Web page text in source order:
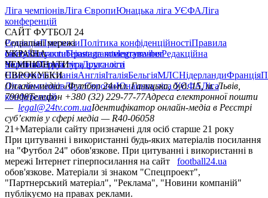
Ліга чемпіонівЛіга ЄвропиЮнацька ліга УЄФАЛіга
конференцій
САЙТ ФУТБОЛ 24
РедакціяПрогнозиПолітика конфіденційностіПравила
сайтуКонтактиПравила коментуванняРедакційна
політикаСтруктура власності
Соціальні мережі
facebookxyoutubeinstagramtelegramviber
УКРАЇНА
УкраїнаПерша лігаДруга ліга
ЧЕМПІОНАТИ
НімеччинаІспаніяАнгліяІталіяБельгіяМЛСНідерландиФранція
ЄВРОКУБКИ
Ліга чемпіонівЛіга ЄвропиЮнацька ліга УЄФАЛіга
конференцій
Онлайн-медіа «Футбол 24»пл. Галицька, буд. 15, м. Львів,
79008Телефон +380 (32) 229-77-77Адреса електронної пошти
— legal@24tv.com.uaІдентифікатор онлайн-медіа в Реєстрі
суб’єктів у сфері медіа — R40-06058
21+Матеріали сайту призначені для осіб старше 21 року
При цитуванні і використанні будь-яких матеріалів посилання
на "Футбол 24" обов'язкове. При цитуванні і використанні в
мережі Інтернет гіперпосилання на сайт
football24.ua
обов'язкове. Матеріали зі знаком "Спецпроект",
"Партнерський матеріал", "Реклама", "Новини компаній"
публікуємо на правах реклами.